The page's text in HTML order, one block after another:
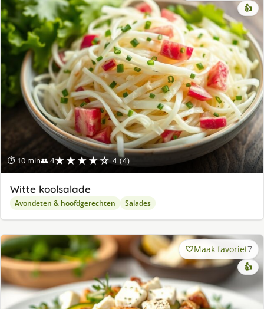
⏱ 10 min👥 4★★★★☆ 4 (4)
👍
Witte koolsalade
Avondeten & hoofdgerechten Salades
Maak favoriet7
👍